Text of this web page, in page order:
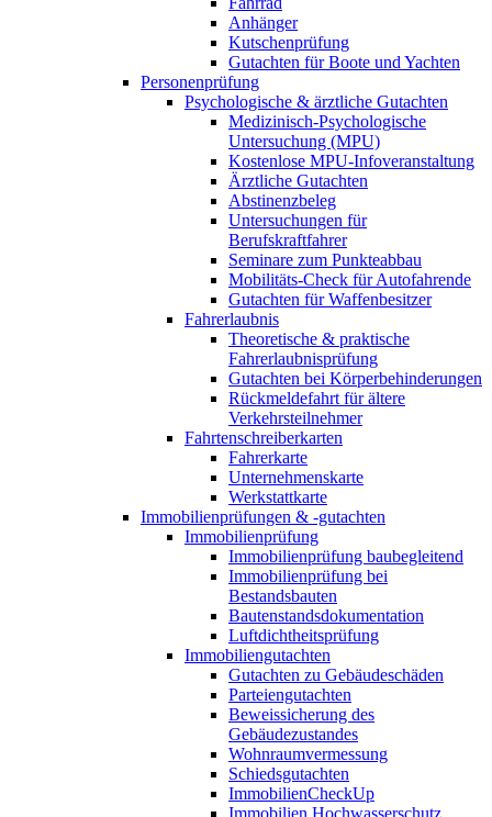
Anhänger
Kutschenprüfung
Gutachten für Boote und Yachten
Personenprüfung
Psychologische & ärztliche Gutachten
Medizinisch-Psychologische
Untersuchung (MPU)
Kostenlose MPU-Infoveranstaltung
Ärztliche Gutachten
Abstinenzbeleg
Untersuchungen für
Berufskraftfahrer
Seminare zum Punkteabbau
Mobilitäts-Check für Autofahrende
Gutachten für Waffenbesitzer
Fahrerlaubnis
Theoretische & praktische
Fahrerlaubnisprüfung
Gutachten bei Körperbehinderungen
Rückmeldefahrt für ältere
Verkehrsteilnehmer
Fahrtenschreiberkarten
Fahrerkarte
Unternehmenskarte
Werkstattkarte
Immobilienprüfungen & -gutachten
Immobilienprüfung
Immobilienprüfung baubegleitend
Immobilienprüfung bei
Bestandsbauten
Bautenstandsdokumentation
Luftdichtheitsprüfung
Immobiliengutachten
Gutachten zu Gebäudeschäden
Parteiengutachten
Beweissicherung des
Gebäudezustandes
Wohnraumvermessung
Schiedsgutachten
ImmobilienCheckUp
Immobilien Hochwasserschutz